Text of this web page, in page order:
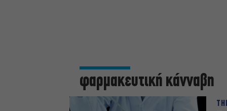
φαρμακευτική κάνναβη